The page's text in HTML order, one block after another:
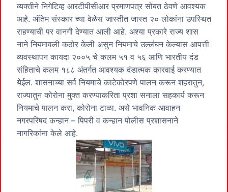
व्यक्तीने निगेटिव्ह आरटीपीसीआर प्रमाणपत्र सोबत ठेवणे आवश्यक
आहे. अंतिम संस्कार च्या वेळेस जास्तीत जास्त २० लोकांना उपस्थित
राहण्याची पर वानगी देण्यात आली आहे. अश्या प्रकारे राज्य शास
नाने नियमावली कठोर केली असुन नियमाचे उल्लंघन केल्यास आपत्ती
व्यवस्थापन कायदा २००५ चे कलम ५१ व ५६ आणि भारतीय दंड
संहिताचे कलम १८८ अंतर्गत आवश्यक दंडात्मक कारवाई करण्यात
येईल. शासनाच्या सर्व नियमाचे काटेकोरपणे पालन करून शहरातुन,
राज्यातुन कोरोना मुक्त करण्याकरिता प्रशा सनाला सहकार्य करून
नियमाचे पालन करा, कोरोना टाळा. असे भावनिक आवाहन
नगरपरिषद कन्हान – पिपरी व कन्हान पोलीस प्रशासनाने
नागरिकांना केले आहे.